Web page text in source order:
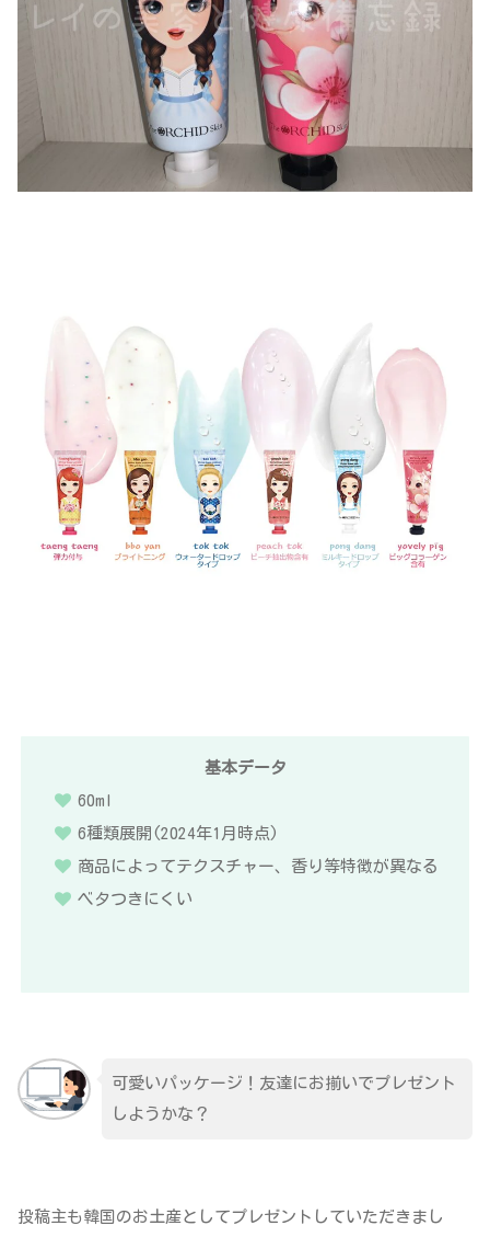
基本データ
60ml
6種類展開(2024年1月時点)
商品によってテクスチャー、香り等特徴が異なる
ベタつきにくい
可愛いパッケージ！友達にお揃いでプレゼント
しようかな？
投稿主も韓国のお土産としてプレゼントしていただきまし